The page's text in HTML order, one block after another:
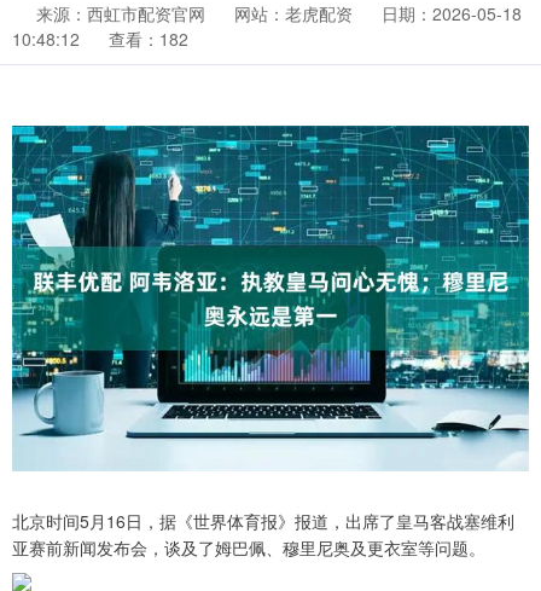
来源：西虹市配资官网 网站：老虎配资
日期：2026-05-18
10:48:12
查看：182
北京时间5月16日，据《世界体育报》报道，出席了皇马客战塞维利
亚赛前新闻发布会，谈及了姆巴佩、穆里尼奥及更衣室等问题。